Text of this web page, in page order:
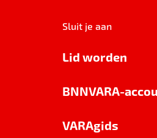
Sluit je aan
Lid worden
BNNVARA-
VARAgids